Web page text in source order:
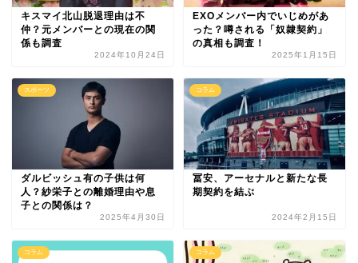
キスマイ北山脱退理由は不
仲？元メンバーとの現在の関
係も調査
2024年10月24日
EXOメンバー内でいじめがあ
った？噂される「奴隷契約」
の真相も調査！
2025年1月15日
スポーツ
ダルビッシュ有の子供は何
人？紗栄子との離婚理由や息
子との関係は？
2025年4月30日
コラム
冨安、アーセナルと新たな長
期契約を結ぶ
2024年2月15日
コラム コラム